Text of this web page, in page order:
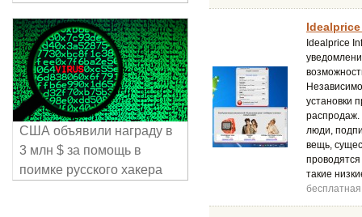
Idealprice
установки
распродаж.
люди,
вещь,
такие
бесплатная
США объявили награду в
3 млн $ за помощь в
поимке русского хакера